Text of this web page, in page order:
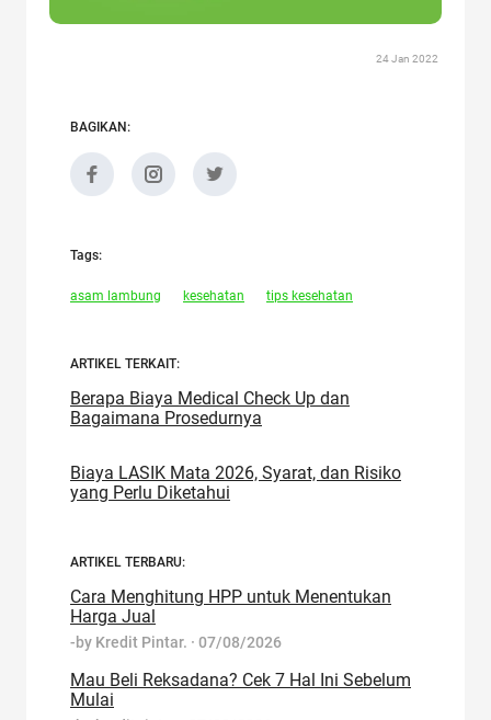
24 Jan 2022
BAGIKAN:
Tags:
asam lambung kesehatan tips kesehatan
ARTIKEL TERKAIT:
Berapa Biaya Medical Check Up dan
Bagaimana Prosedurnya
Biaya LASIK Mata 2026, Syarat, dan Risiko
yang Perlu Diketahui
ARTIKEL TERBARU:
Cara Menghitung HPP untuk Menentukan
Harga Jual
-by Kredit Pintar. · 07/08/2026
Mau Beli Reksadana? Cek 7 Hal Ini Sebelum
Mulai